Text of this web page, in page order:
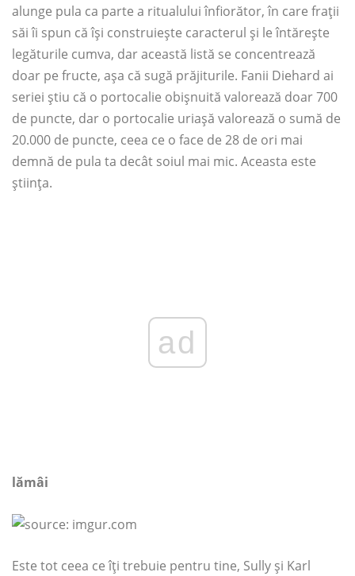
alunge pula ca parte a ritualului înfiorător, în care frații
săi îi spun că își construiește caracterul și le întărește
legăturile cumva, dar această listă se concentrează
doar pe fructe, așa că sugă prăjiturile. Fanii Diehard ai
seriei știu că o portocalie obișnuită valorează doar 700
de puncte, dar o portocalie uriașă valorează o sumă de
20.000 de puncte, ceea ce o face de 28 de ori mai
demnă de pula ta decât soiul mai mic. Aceasta este
știința.
ad
lămâi
Este tot ceea ce îți trebuie pentru tine, Sully și Karl